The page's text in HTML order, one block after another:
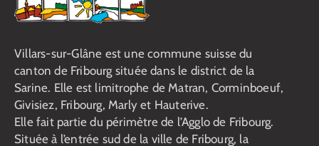
Villars-sur-Glâne est une commune suisse du
canton de Fribourg située dans le district de la
Sarine. Elle est limitrophe de Matran, Corminboeuf,
Givisiez, Fribourg, Marly et Hauterive.
Elle fait partie du périmètre de l’Agglo de Fribourg.
Située à l’entrée sud de la ville de Fribourg, la